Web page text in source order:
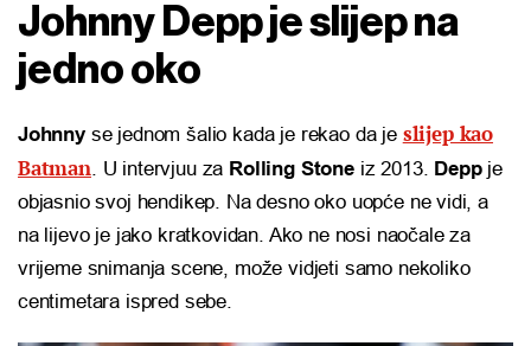
Johnny Depp je slijep na
jedno oko
Johnnyse jednom šalio kada je rekao da je slijep kao
Batman. U intervjuu za Rolling Stoneiz 2013. Deppje
objasnio svoj hendikep. Na desno oko uopće ne vidi, a
na lijevo je jako kratkovidan. Ako ne nosi naočale za
vrijeme snimanja scene, može vidjeti samo nekoliko
centimetara ispred sebe.